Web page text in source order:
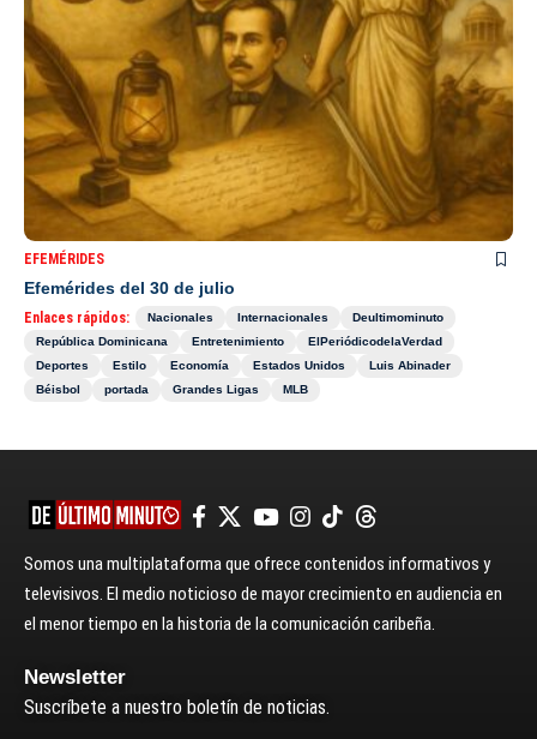
EFEMÉRIDES
Efemérides del 30 de julio
Enlaces rápidos: Nacionales Internacionales
Deultimominuto
República Dominicana
Entretenimiento
ElPeriódicodelaVerdad
Deportes
Estilo Economía Estados Unidos
Luis Abinader
Béisbol
portada Grandes Ligas MLB
Somos una multiplataforma que ofrece contenidos informativos y
televisivos. El medio noticioso de mayor crecimiento en audiencia en
el menor tiempo en la historia de la comunicación caribeña.
Newsletter
Suscríbete a nuestro boletín de noticias.